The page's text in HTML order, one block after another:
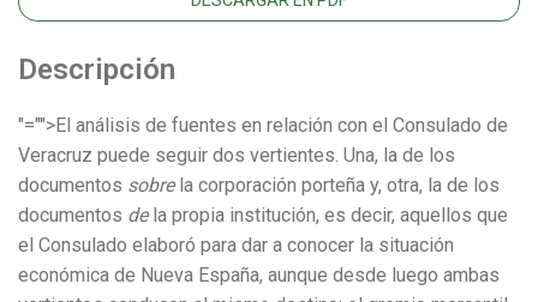
Descripción
"="">El análisis de fuentes en relación con el Consulado de
Veracruz puede seguir dos vertientes. Una, la de los
documentos sobre la corporación porteña y, otra, la de los
documentos de la propia institución, es decir, aquellos que
el Consulado elaboró para dar a conocer la situación
económica de Nueva España, aunque desde luego ambas